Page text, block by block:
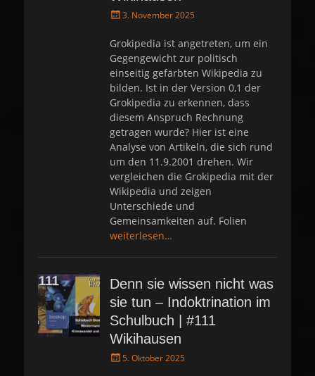
P
s
t
e
d
o
n
3. November 2025
Grokipedia ist angetreten, um ein
Gegengewicht zur politisch
einseitig gefärbten Wikipedia zu
bilden. Ist in der Version 0,1 der
Grokipedia zu erkennen, dass
diesem Anspruch Rechnung
getragen wurde? Hier ist eine
Analyse von Artikeln, die sich rund
um den 11.9.2001 drehen. Wir
vergleichen die Grokipedia mit der
Wikipedia und zeigen
Unterschiede und
Gemeinsamkeiten auf. Folien
weiterlesen…
Denn sie wissen nicht was
sie tun – Indoktrination im
Schulbuch | #111
Wikihausen
P
5. Oktober 2025